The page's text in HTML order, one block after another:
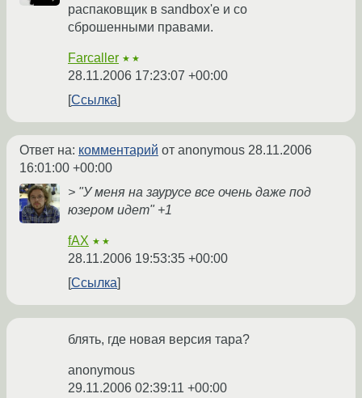
распаковщик в sandbox'е и со
сброшенными правами.
Farcaller ★★
28.11.2006 17:23:07 +00:00
Ссылка
Ответ на: комментарий от anonymous 28.11.2006
16:01:00 +00:00
> "У меня на заурусе все очень даже под
юзером идет" +1
fAX ★★
28.11.2006 19:53:35 +00:00
Ссылка
блять, где новая версия тара?
anonymous
29.11.2006 02:39:11 +00:00